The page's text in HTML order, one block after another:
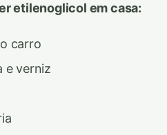
etilenoglicol em casa:
carro
e verniz